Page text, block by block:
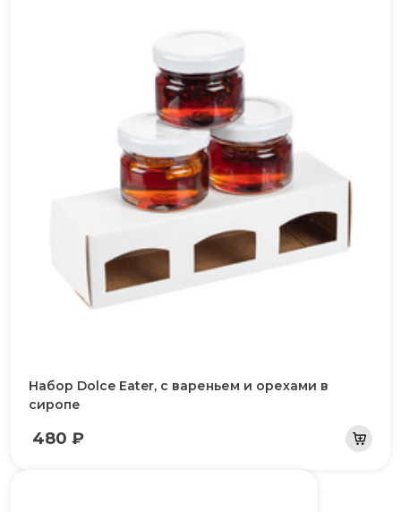
Набор Dolce Eater, с вареньем и орехами в
сиропе
480 ₽